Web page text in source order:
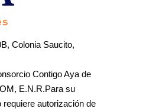
Colonia Saucito,
Contigo Aya de
E.N.R.Para su
autorización de